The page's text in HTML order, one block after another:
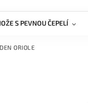
S PEVNOU ČEPELÍ
ORIOLE